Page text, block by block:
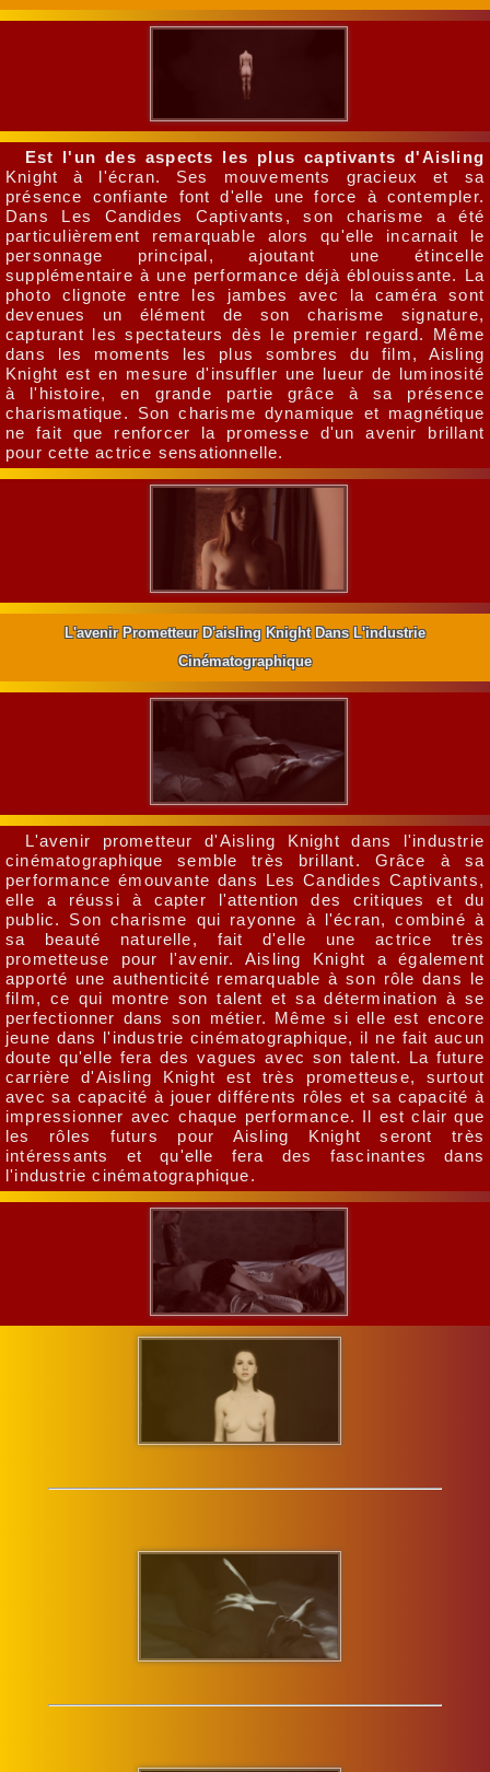
Est l'un des aspects les plus captivants d'Aisling
Knight à l'écran. Ses mouvements gracieux et sa
présence confiante font d'elle une force à contempler.
Dans Les Candides Captivants, son charisme a été
particulièrement remarquable alors qu'elle incarnait le
personnage principal, ajoutant une étincelle
supplémentaire à une performance déjà éblouissante. La
photo clignote entre les jambes avec la caméra sont
devenues un élément de son charisme signature,
capturant les spectateurs dès le premier regard. Même
dans les moments les plus sombres du film, Aisling
Knight est en mesure d'insuffler une lueur de luminosité
à l'histoire, en grande partie grâce à sa présence
charismatique. Son charisme dynamique et magnétique
ne fait que renforcer la promesse d'un avenir brillant
pour cette actrice sensationnelle.
L'avenir Prometteur D'aisling Knight Dans L'industrie
Cinématographique
L'avenir prometteur d'Aisling Knight dans l'industrie
cinématographique semble très brillant. Grâce à sa
performance émouvante dans Les Candides Captivants,
elle a réussi à capter l'attention des critiques et du
public. Son charisme qui rayonne à l'écran, combiné à
sa beauté naturelle, fait d'elle une actrice très
prometteuse pour l'avenir. Aisling Knight a également
apporté une authenticité remarquable à son rôle dans le
film, ce qui montre son talent et sa détermination à se
perfectionner dans son métier. Même si elle est encore
jeune dans l'industrie cinématographique, il ne fait aucun
doute qu'elle fera des vagues avec son talent. La future
carrière d'Aisling Knight est très prometteuse, surtout
avec sa capacité à jouer différents rôles et sa capacité à
impressionner avec chaque performance. Il est clair que
les rôles futurs pour Aisling Knight seront très
intéressants et qu'elle fera des fascinantes dans
l'industrie cinématographique.